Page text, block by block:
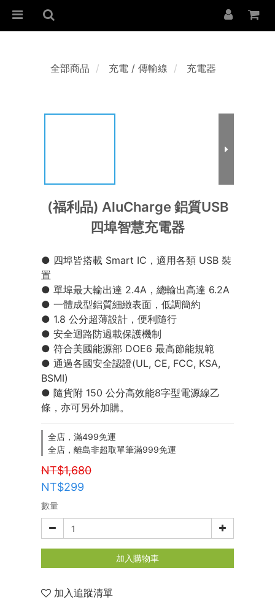
全部商品 充電 / 傳輸線 充電器
(福利品) AluCharge 鋁質USB
四埠智慧充電器
● 四埠皆搭載 Smart IC，適用各類 USB 裝
置
● 單埠最大輸出達 2.4A，總輸出高達 6.2A
● 一體成型鋁質細緻表面，低調簡約
● 1.8 公分超薄設計，便利隨行
● 安全迴路防過載保護機制
● 符合美國能源部 DOE6 最高節能規範
● 通過各國安全認證(UL, CE, FCC, KSA,
BSMI)
● 隨貨附 150 公分高效能8字型電源線乙
條，亦可另外加購。
全店，滿499免運
全店，離島非超取單筆滿999免運
NT$1,680
NT$299
數量
加入購物車
加入追蹤清單